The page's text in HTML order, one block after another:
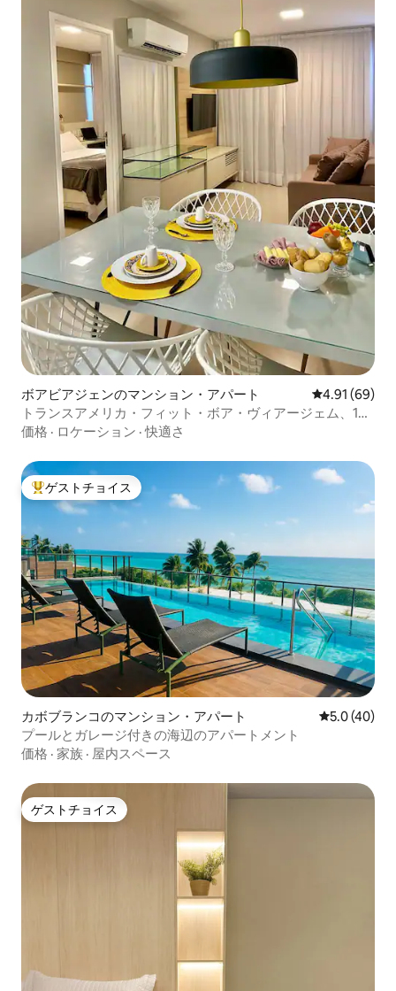
ボアビアジェンのマンション・アパート レビュー69
4.91 (69)
トランスアメリカ・フィット・ボア・ヴィアージェム、1ベ
ッドルームのフラット
価格 · ロケーション ·快適さ
大好評のゲストチョイスです。
ゲストチョイス
カボブランコのマンション・アパート レビュー40
5.0 (40)
プールとガレージ付きの海辺のアパートメント
価格 · 家族 · 屋内スペース
ゲストチョイス
ゲストチョイス